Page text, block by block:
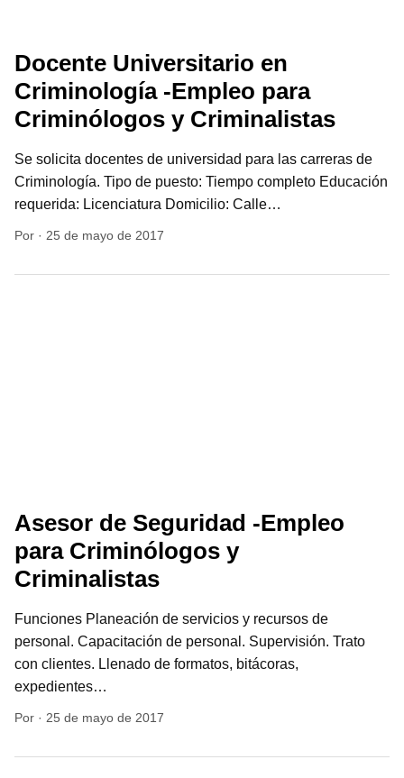
Docente Universitario en
Criminología -Empleo para
Criminólogos y Criminalistas
Se solicita docentes de universidad para las carreras de
Criminología. Tipo de puesto: Tiempo completo Educación
requerida: Licenciatura Domicilio: Calle…
Por · 25 de mayo de 2017
Asesor de Seguridad -Empleo
para Criminólogos y
Criminalistas
Funciones Planeación de servicios y recursos de
personal. Capacitación de personal. Supervisión. Trato
con clientes. Llenado de formatos, bitácoras,
expedientes…
Por · 25 de mayo de 2017